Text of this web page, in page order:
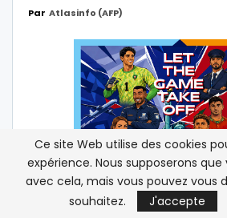
Par Atlasinfo (AFP)
Ce site Web utilise des cookies
expérience. Nous supposerons
avec cela, mais vous pouvez vous
souhaitez.
J'accepte